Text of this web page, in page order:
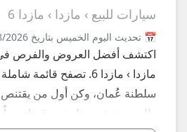
سيارات للبيع › مازدا › مازدا 6
📅 تحديث اليوم الخميس بتاريخ 6/8/2026
اكتشف أفضل العروض والفرص في
مازدا › مازدا 6. تصفح
سلطنة عُمان، وكن أول من يقتنص
والحصرية عبر متابعة موقعنا يومياً.